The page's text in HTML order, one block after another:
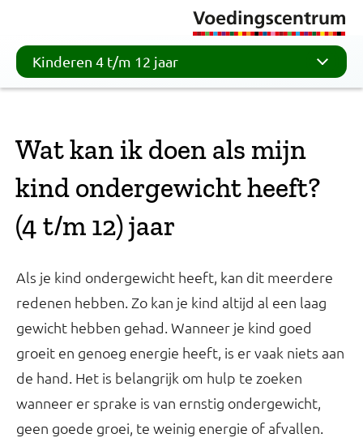
Kinderen 4 t/m 12 jaar
Wat kan ik doen als mijn
kind ondergewicht heeft?
(4 t/m 12) jaar
Als je kind ondergewicht heeft, kan dit meerdere
redenen hebben. Zo kan je kind altijd al een laag
gewicht hebben gehad. Wanneer je kind goed
groeit en genoeg energie heeft, is er vaak niets aan
de hand. Het is belangrijk om hulp te zoeken
wanneer er sprake is van ernstig ondergewicht,
geen goede groei, te weinig energie of afvallen.